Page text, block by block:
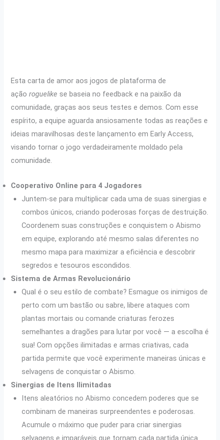
Esta carta de amor aos jogos de plataforma de
açãoroguelike se baseia no feedback e na paixão da
comunidade, graças aos seus testes e demos. Com esse
espírito, a equipe aguarda ansiosamente todas as reações e
ideias maravilhosas deste lançamento em Early Access,
visando tornar o jogo verdadeiramente moldado pela
comunidade.
Cooperativo Online para 4 Jogadores
Juntem-se para multiplicar cada uma de suas sinergias e
combos únicos, criando poderosas forças de destruição.
Coordenem suas construções e conquistem o Abismo
em equipe, explorando até mesmo salas diferentes no
mesmo mapa para maximizar a eficiência e descobrir
segredos e tesouros escondidos.
Sistema de Armas Revolucionário
Qual é o seu estilo de combate? Esmague os inimigos de
perto com um bastão ou sabre, libere ataques com
plantas mortais ou comande criaturas ferozes
semelhantes a dragões para lutar por você — a escolha é
sua! Com opções ilimitadas e armas criativas, cada
partida permite que você experimente maneiras únicas e
selvagens de conquistar o Abismo.
Sinergias de Itens Ilimitadas
Itens aleatórios no Abismo concedem poderes que se
combinam de maneiras surpreendentes e poderosas.
Acumule o máximo que puder para criar sinergias
selvagens e imparáveis que tornam cada partida única.